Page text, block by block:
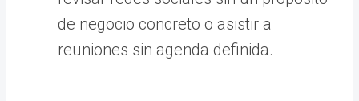
de negocio concreto o asistir a
reuniones sin agenda definida.